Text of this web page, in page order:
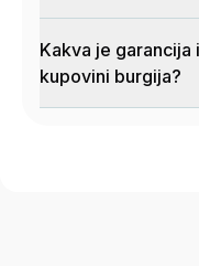
Kakva je garancija
kupovini burgija?